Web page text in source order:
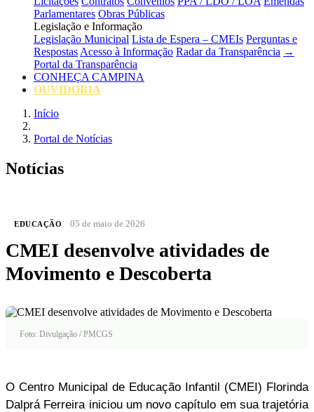
Parlamentares Obras Públicas
Legislação e Informação
Legislação Municipal Lista de Espera – CMEIs Perguntas e
Respostas Acesso à Informação Radar da Transparência →
Portal da Transparência
CONHEÇA CAMPINA
OUVIDORIA
Início
Portal de Notícias
Notícias
EDUCAÇÃO 05 de maio de 2026
CMEI desenvolve atividades de
Movimento e Descoberta
Foto: Divulgação / PMCGS
O Centro Municipal de Educação Infantil (CMEI) Florinda
Dalprá Ferreira iniciou um novo capítulo em sua trajetória